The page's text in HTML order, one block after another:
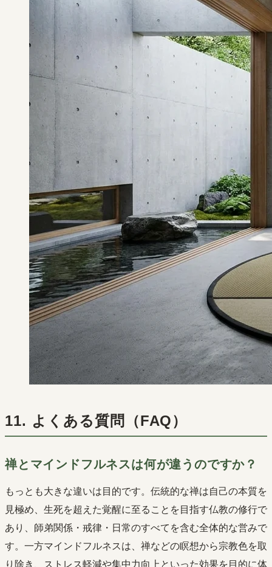
11. よくある質問（FAQ）
禅とマインドフルネスは何が違うのですか？
もっとも大きな違いは目的です。伝統的な禅は自己の本質を
見極め、生死を超えた覚醒に至ることを目指す仏教の修行で
あり、師弟関係・戒律・日常のすべてを含む全体的な営みで
す。一方マインドフルネスは、禅などの瞑想から宗教色を取
り除き、ストレス軽減や集中力向上といった効果を目的に体